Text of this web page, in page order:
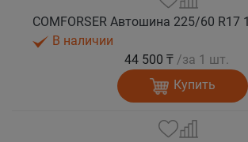
В наличии
44 500 ₸ /за 1 шт.
Купить